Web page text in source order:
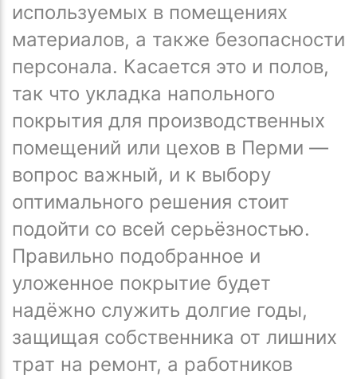
используемых в помещениях
материалов, а также безопасности
персонала. Касается это и полов,
так что укладка напольного
покрытия для производственных
помещений или цехов в Перми —
вопрос важный, и к выбору
оптимального решения стоит
подойти со всей серьёзностью.
Правильно подобранное и
уложенное покрытие будет
надёжно служить долгие годы,
защищая собственника от лишних
трат на ремонт, а работников